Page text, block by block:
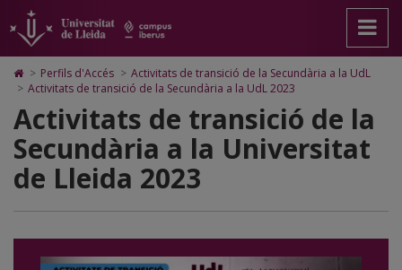
Activitats
de
transició
de
la
Secundària
a
la
Universitat
pàgina
principal.
Universitat
Lleida
contingut
principal
pàgina
Mapa
Web.
Universitat
Lleida
Cerca
Accessibilitat.
Universitat
Lleida
Icono
de
para
ir
a
la
página
inicio
> Perfils d'Accés > Activitats de transició de la Secundària a la UdL
> Activitats de transició de la Secundària a la UdL 2023
Activitats de transició de la
Secundària a la Universitat
de Lleida 2023